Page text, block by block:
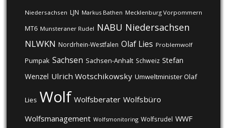
Niedersachsen LJN Markus Bathen Mecklenburg Vorpommern
MT6 Munsteraner Rudel NABU Niedersachsen
NLWKN Nordrhein-Westfalen Olaf Lies Problemwolf
Pumpak Sachsen Sachsen-Anhalt Schweiz Stefan
Wenzel Ulrich Wotschikowsky Umweltminister Olaf
Lies Wolf Wolfsberater Wolfsbüro
Wolfsmanagement Wolfsmonitoring Wolfsrudel WWF